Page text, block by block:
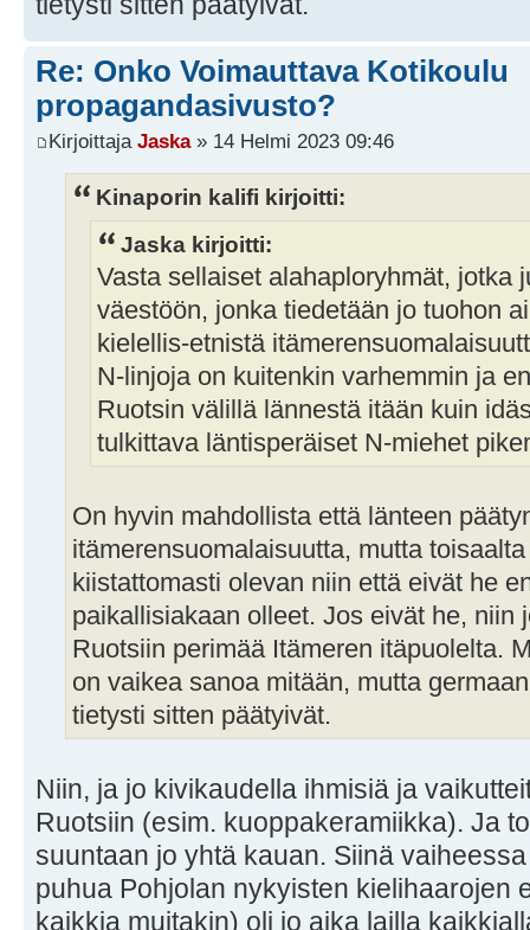
Re: Onko Voimauttava Kotikoulu
propagandasivusto?
Kirjoittaja Jaska» 14 Helmi 2023 09:46
Kinaporin kalifi kirjoitti:
Jaska kirjoitti:
Vasta sellaiset alahaploryhmät, jotka
väestöön, jonka tiedetään jo tuohon
kielellis-etnistä
N-linjoja on kuitenkin varhemmin ja
Ruotsin välillä lännestä itään kuin
tulkittava läntisperäiset N-miehet
On hyvin mahdollista että länteen
itämerensuomalaisuutta, mutta
kiistattomasti olevan niin että eivät he
paikallisiakaan olleet. Jos eivät he, niin
Ruotsiin perimää Itämeren itäpuolelta.
on vaikea sanoa mitään, mutta
tietysti sitten päätyivät.
Niin, ja jo kivikaudella ihmisiä ja
Ruotsiin (esim. kuoppakeramiikka). Ja
suuntaan jo yhtä kauan. Siinä
puhua Pohjolan nykyisten kielihaarojen
kaikkia muitakin) oli jo aika lailla